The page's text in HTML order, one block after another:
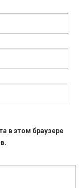
в этом браузере